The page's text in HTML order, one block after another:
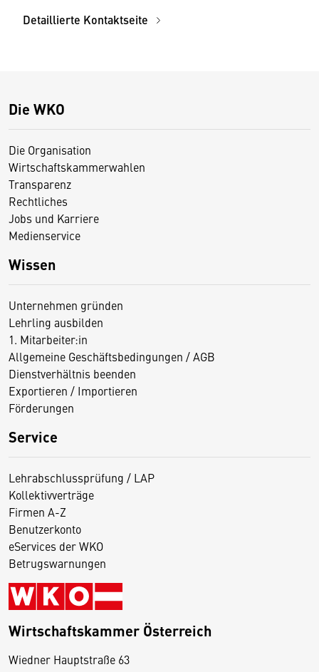
Detaillierte Kontaktseite
Die WKO
Die Organisation
Wirtschaftskammerwahlen
Transparenz
Rechtliches
Jobs und Karriere
Medienservice
Wissen
Unternehmen gründen
Lehrling ausbilden
1. Mitarbeiter:in
Allgemeine Geschäftsbedingungen / AGB
Dienstverhältnis beenden
Exportieren / Importieren
Förderungen
Service
Lehrabschlussprüfung / LAP
Kollektivverträge
Firmen A-Z
Benutzerkonto
eServices der WKO
Betrugswarnungen
Wirtschaftskammer Österreich
Wiedner Hauptstraße 63
D